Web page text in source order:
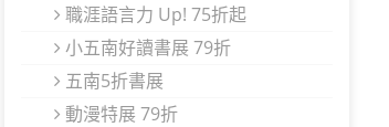
職涯語言力 Up! 75折起
小五南好讀書展 79折
五南5折書展
動漫特展 79折